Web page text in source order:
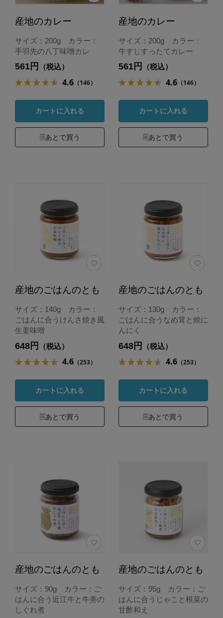
産地のカレー
サイズ：200g カラー：
手羽先の八丁味噌カレ
561円 （税込）
4.6（146）
カートに入れる
あとで買う
産地のカレー
サイズ：200g カラー：
牛すじすったてカレー
561円 （税込）
4.6（146）
カートに入れる
あとで買う
産地のごはんのとも
サイズ：140g カラー：
ごはんに合うけんさ焼き風
生姜味噌
648円 （税込）
4.6（253）
カートに入れる
あとで買う
産地のごはんのとも
サイズ：130g カラー：
ごはんに合うなめ茸と焼に
んにく
648円 （税込）
4.6（253）
カートに入れる
あとで買う
産地のごはんのとも
サイズ：90g カラー：ご
はんに合う近江牛と牛蒡の
しぐれ煮
産地のごはんのとも
サイズ：95g カラー：ご
はんに合うじゃこと根菜の
甘酢和え